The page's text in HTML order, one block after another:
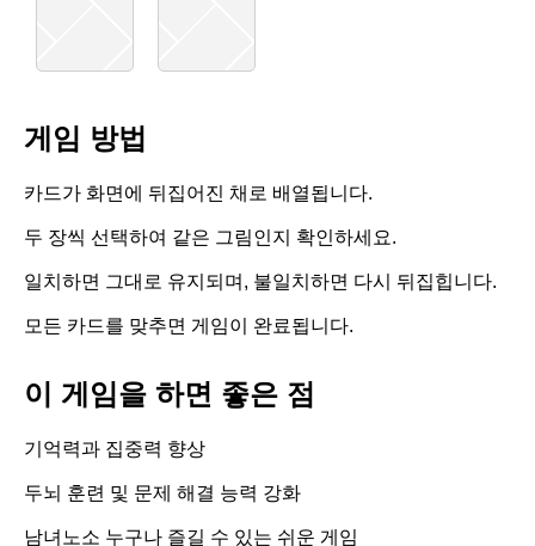
게임 방법
카드가 화면에 뒤집어진 채로 배열됩니다.
두 장씩 선택하여 같은 그림인지 확인하세요.
일치하면 그대로 유지되며, 불일치하면 다시 뒤집힙니다.
모든 카드를 맞추면 게임이 완료됩니다.
이 게임을 하면 좋은 점
기억력과 집중력 향상
두뇌 훈련 및 문제 해결 능력 강화
남녀노소 누구나 즐길 수 있는 쉬운 게임